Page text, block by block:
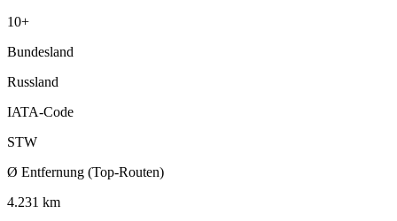
10+
Bundesland
Russland
IATA-Code
STW
Ø Entfernung (Top-Routen)
4.231 km